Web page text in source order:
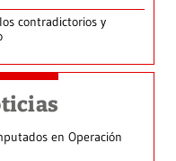
contradictorios y
en Operación